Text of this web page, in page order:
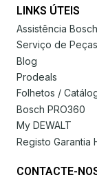
LINKS ÚTEIS
Assistência
Serviço de
Blog
Prodeals
Folhetos /
Bosch PRO360
My DEWALT
Registo Garantia
CONTACTE-